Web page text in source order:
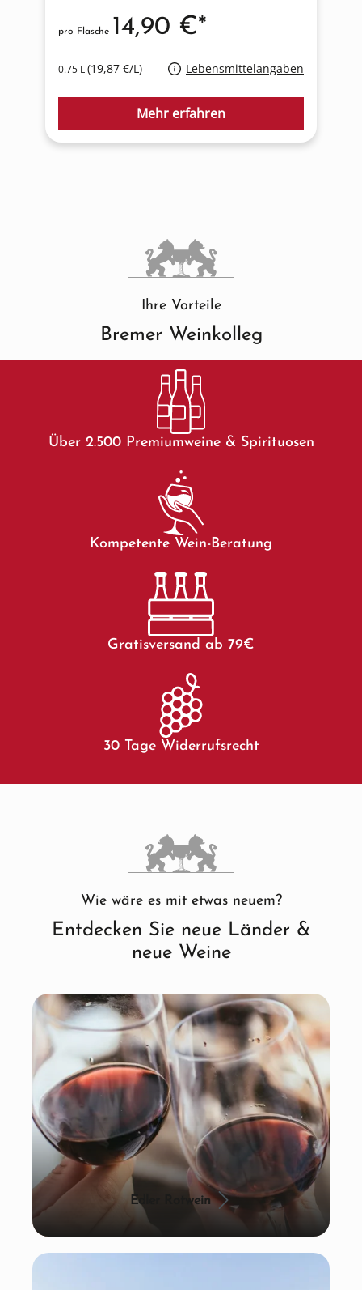
0.75 L(19,87 €/L) Lebensmittelangaben
pro Flasche 14,90 €*
Mehr erfahren
Ihre Vorteile
Bremer Weinkolleg
Über 2.500 Premiumweine & Spirituosen
Kompetente Wein-Beratung
Gratisversand ab 79€
30 Tage Widerrufsrecht
Wie wäre es mit etwas neuem?
Entdecken Sie neue Länder &
neue Weine
Edler Rotwein